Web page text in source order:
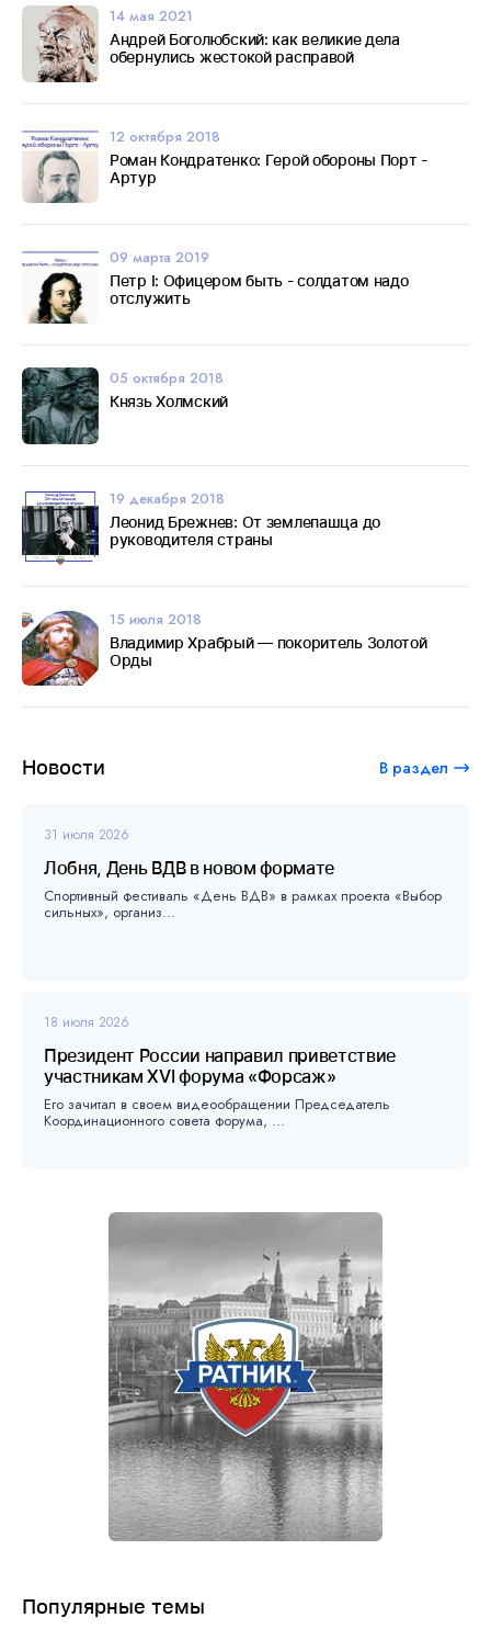
Новости В раздел
31 июля 2026
Лобня, День ВДВ в новом формате
Спортивный фестиваль «День ВДВ» в рамках проекта «Выбор
сильных», организ...
18 июля 2026
Президент России направил приветствие
участникам XVI форума «Форсаж»
Его зачитал в своем видеообращении Председатель
Координационного совета форума, ...
14 мая 2021
Андрей Боголюбский: как великие дела
обернулись жестокой расправой
12 октября 2018
Роман Кондратенко: Герой обороны Порт -
Артур
09 марта 2019
Петр I: Офицером быть - солдатом надо
отслужить
05 октября 2018
Князь Холмский
19 декабря 2018
Леонид Брежнев: От землепашца до
руководителя страны
15 июля 2018
Владимир Храбрый — покоритель Золотой
Орды
Популярные темы